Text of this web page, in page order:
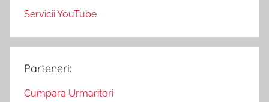
Servicii YouTube
Parteneri:
Cumpara Urmaritori